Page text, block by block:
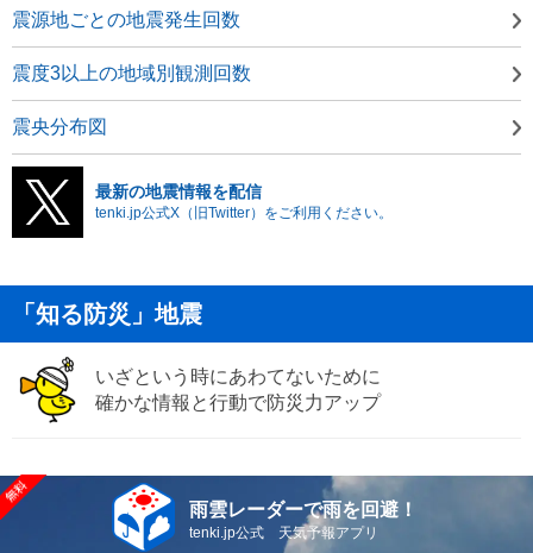
震源地ごとの地震発生回数
震度3以上の地域別観測回数
震央分布図
最新の地震情報を配信
tenki.jp公式X（旧Twitter）をご利用ください。
「知る防災」地震
いざという時にあわてないために
確かな情報と行動で防災力アップ
雨雲レーダーで雨を回避！
tenki.jp公式 天気予報アプリ